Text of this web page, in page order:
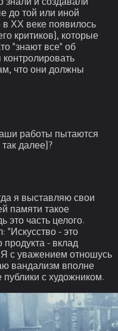
знали и создавали
до той или иной
ХХ веке появилось
критиков), которые
"знают все" об
что они должны
работы пытаются
далее)?
я выставляю свои
памяти такое
это часть целого.
- это
продукта - вклад
Я с уважением отношусь
вандализм вполне
с художником.